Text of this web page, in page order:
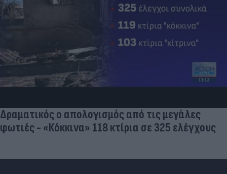
Δραματικός ο απολογισμός από τις μεγάλες
φωτιές - «Κόκκινα» 118 κτίρια σε 325 ελέγχους